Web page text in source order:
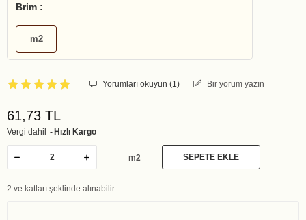
Brim :
m2
Yorumları okuyun (1) Bir yorum yazın
61,73 TL
Vergi dahil Hızlı Kargo
m2 SEPETE EKLE
2 ve katları şeklinde alınabilir